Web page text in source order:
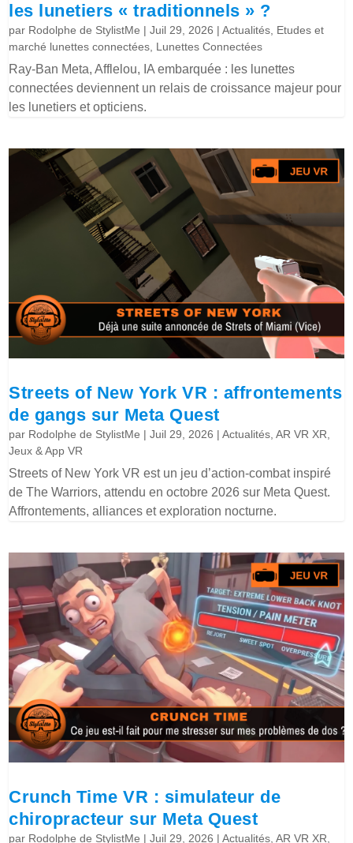
les lunetiers « traditionnels » ?
par Rodolphe de StylistMe |Juil 29, 2026 |Actualités Etudes et
marché lunettes connectées Lunettes Connectées
Ray-Ban Meta, Afflelou, IA embarquée : les lunettes
connectées deviennent un relais de croissance majeur pour
les lunetiers et opticiens.
Streets of New York VR : affrontements
de gangs sur Meta Quest
par Rodolphe de StylistMe |Juil 29, 2026 |Actualités ,AR VR XR
Jeux & App VR
Streets of New York VR est un jeu d’action-combat inspiré
de The Warriors, attendu en octobre 2026 sur Meta Quest.
Affrontements, alliances et exploration nocturne.
Crunch Time VR : simulateur de
chiropracteur sur Meta Quest
par Rodolphe de StylistMe |Juil 29, 2026 |Actualités ,AR VR XR